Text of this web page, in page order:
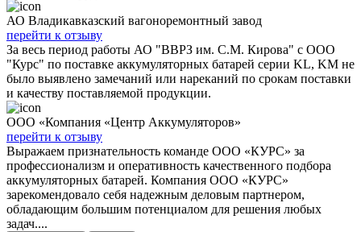
АО Владикавказский вагоноремонтный завод
перейти к отзыву
За весь период работы АО "ВВРЗ им. С.М. Кирова" с ООО
"Курс" по поставке аккумуляторных батарей серии KL, KM не
было выявлено замечаний или нареканий по срокам поставки
и качеству поставляемой продукции.
ООО «Компания «Центр Аккумуляторов»
перейти к отзыву
Выражаем признательность команде ООО «КУРС» за
профессионализм и оперативность качественного подбора
аккумуляторных батарей. Компания ООО «КУРС»
зарекомендовало себя надежным деловым партнером,
обладающим большим потенциалом для решения любых
задач....